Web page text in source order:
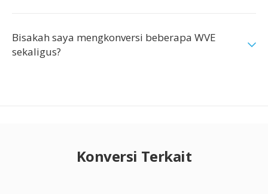
Bisakah saya mengkonversi beberapa WVE
sekaligus?
Konversi Terkait